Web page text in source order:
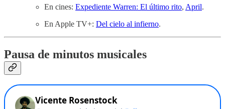
En cines: Expediente Warren: El último rito, April.
En Apple TV+: Del cielo al infierno.
Pausa de minutos musicales